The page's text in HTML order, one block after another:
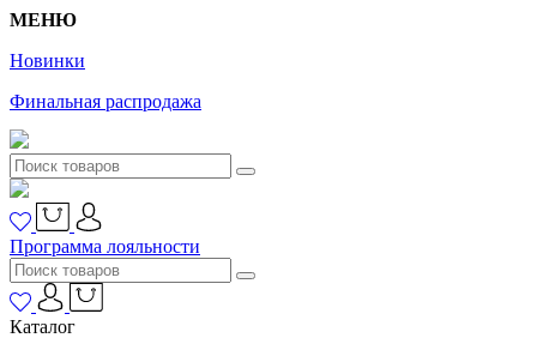
МЕНЮ
Новинки
Финальная распродажа
Программа лояльности
Каталог